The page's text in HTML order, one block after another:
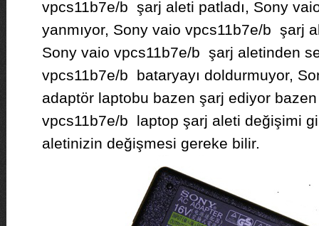
vpcs11b7e/b şarj aleti patladı, Sony
yanmıyor, Sony vaio vpcs11b7e/b şarj
Sony vaio vpcs11b7e/b şarj aletinden
vpcs11b7e/b bataryayı doldurmuyor,
adaptör laptobu bazen şarj ediyor
vpcs11b7e/b laptop şarj aleti değişimi
aletinizin değişmesi gereke bilir.